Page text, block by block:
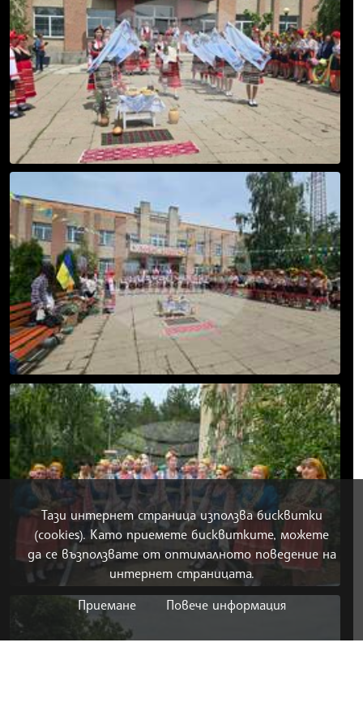
Тази интернет страница използва бисквитки
(cookies). Като приемете бисквитките, можете
да се възползвате от оптималното поведение на
интернет страницата.
Приемане
Повече информация